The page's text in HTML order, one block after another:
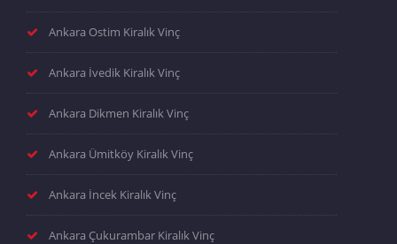
Ankara Ostim Kiralık Vinç
Ankara İvedik Kiralık Vinç
Ankara Dikmen Kiralık Vinç
Ankara Ümitköy Kiralık Vinç
Ankara İncek Kiralık Vinç
Ankara Çukurambar Kiralık Vinç